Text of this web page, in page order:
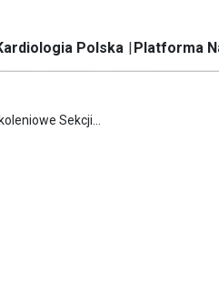
Polska Platforma
Sekcji...